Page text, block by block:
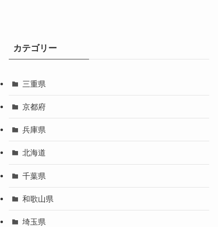
カテゴリー
三重県
京都府
兵庫県
北海道
千葉県
和歌山県
埼玉県